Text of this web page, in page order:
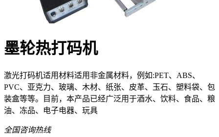
墨轮热打码机
激光打码机适用材料适用非金属材料，例如:PET、ABS、
PVC、亚克力、玻璃、木材、纸张、皮革、玉石、塑料袋、包
装盒等等。目前，本产品已经广泛用于酒水、饮料、食品、粮
油、冻品、电子电器、玩具
全国咨询热线